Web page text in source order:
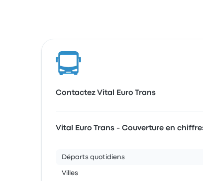
Contactez Vital Euro Trans
Vital Euro Trans - Couverture en
Départs quotidiens
Villes